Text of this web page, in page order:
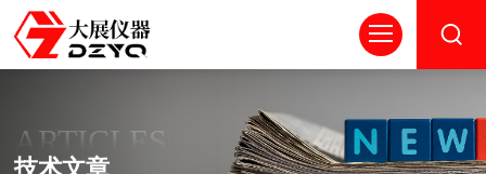
ARTICLES
技术文章